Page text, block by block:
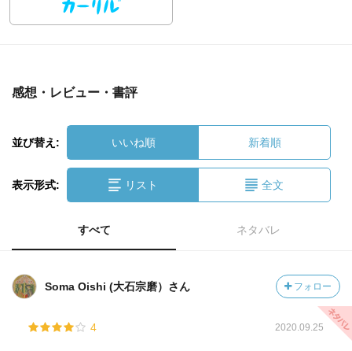
感想・レビュー・書評
並び替え: いいね順 新着順
表示形式: リスト 全文
すべて ネタバレ
Soma Oishi (大石宗磨）さん フォロー
4 2020.09.25